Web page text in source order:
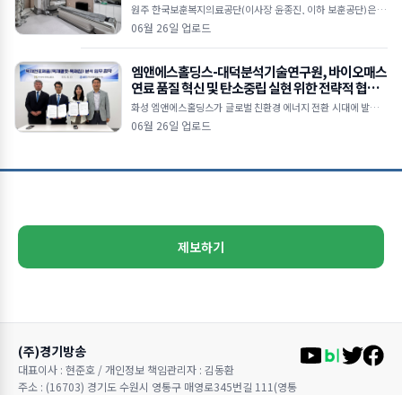
원주 한국보훈복지의료공단(이사장 윤종진, 이하 보훈공단)은 기
획예산처 복권위원회가 주관한 ‘2025년 복권기금사업 성과평
06월 26일 업로드
엠앤에스홀딩스-대덕분석기술연구원, 바이오매스
연료 품질 혁신 및 탄소중립 실현 위한 전략적 협력
본격화
화성 엠앤에스홀딩스가 글로벌 친환경 에너지 전환 시대에 발맞춰
목재펠릿 및 목재칩 연료의 품질 경쟁력을 강화하고 지속가능한 바
06월 26일 업로드
제보하기
(주)경기방송
대표이사 : 현준호 / 개인정보 책임관리자 : 김동환
주소 : (16703) 경기도 수원시 영통구 매영로345번길 111(영통